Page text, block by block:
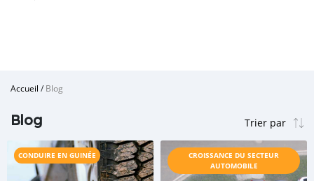
Accueil /Blog
Blog
CONDUIRE EN GUINÉE
CROISSANCE DU SECTEUR
AUTOMOBILE